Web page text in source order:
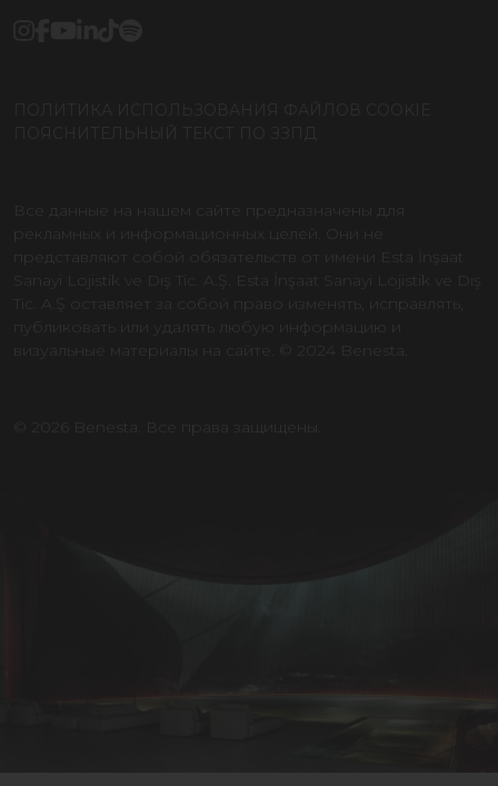
Все данные на нашем сайте предназначены для
рекламных и информационных целей. Они не
представляют собой обязательств от имени Esta İnşaat
Sanayi Lojistik ve Dış Tic. A.Ş. Esta İnşaat Sanayi Lojistik ve Dış
Tic. A.Ş оставляет за собой право изменять, исправлять,
публиковать или удалять любую информацию и
визуальные материалы на сайте. © 2024 Benesta.
© 2026 Benesta. Все права защищены.